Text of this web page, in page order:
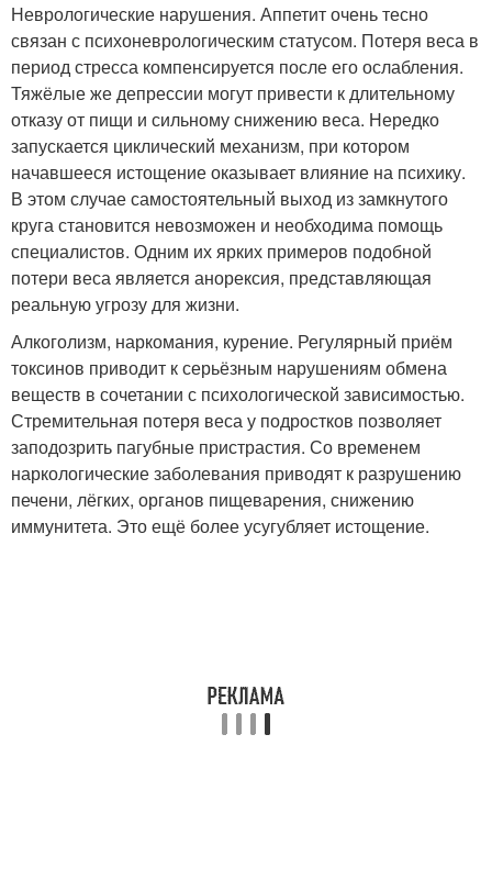
Неврологические нарушения. Аппетит очень тесно
связан с психоневрологическим статусом. Потеря веса в
период стресса компенсируется после его ослабления.
Тяжёлые же депрессии могут привести к длительному
отказу от пищи и сильному снижению веса. Нередко
запускается циклический механизм, при котором
начавшееся истощение оказывает влияние на психику.
В этом случае самостоятельный выход из замкнутого
круга становится невозможен и необходима помощь
специалистов. Одним их ярких примеров подобной
потери веса является анорексия, представляющая
реальную угрозу для жизни.
Алкоголизм, наркомания, курение. Регулярный приём
токсинов приводит к серьёзным нарушениям обмена
веществ в сочетании с психологической зависимостью.
Стремительная потеря веса у подростков позволяет
заподозрить пагубные пристрастия. Со временем
наркологические заболевания приводят к разрушению
печени, лёгких, органов пищеварения, снижению
иммунитета. Это ещё более усугубляет истощение.